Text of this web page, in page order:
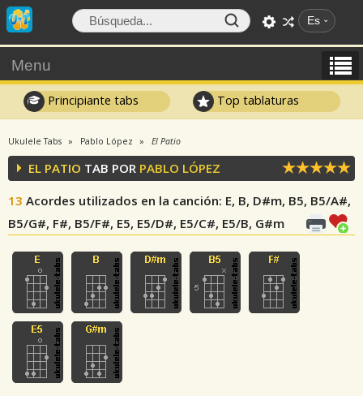
Es
Menu
Principiante tabs Top tablaturas
Ukulele Tabs Pablo López El Patio
EL PATIO TAB POR PABLO LÓPEZ
13 Acordes utilizados en la canción: E, B, D#m, B5, B5/A#,
B5/G#, F#, B5/F#, E5, E5/D#, E5/C#, E5/B, G#m